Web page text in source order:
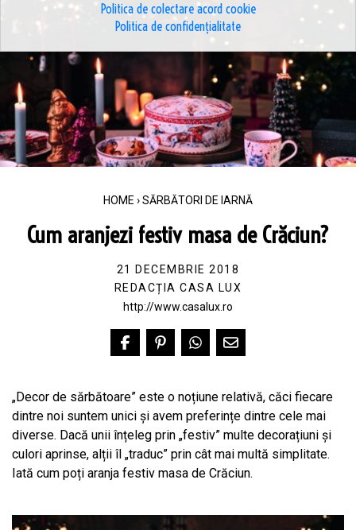
HOME ›SĂRBĂTORI DE IARNĂ
Cum aranjezi festiv masa de Crăciun?
21 DECEMBRIE 2018
REDACȚIA CASA LUX
http://www.casalux.ro
„Decor de sărbătoare” este o noțiune relativă, căci fiecare
dintre noi suntem unici și avem preferințe dintre cele mai
diverse. Dacă unii înțeleg prin „festiv” multe decorațiuni și
culori aprinse, alții îl „traduc” prin cât mai multă simplitate.
Iată cum poți aranja festiv masa de Crăciun.
Politica de colectare acord cookie
Politica de confidențialitate